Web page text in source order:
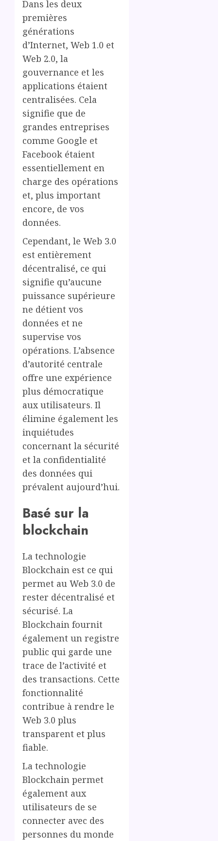
Dans les deux
premières
générations
d’Internet, Web 1.0 et
Web 2.0, la
gouvernance et les
applications étaient
centralisées. Cela
signifie que de
grandes entreprises
comme Google et
Facebook étaient
essentiellement en
charge des opérations
et, plus important
encore, de vos
données.
Cependant, le Web 3.0
est entièrement
décentralisé, ce qui
signifie qu’aucune
puissance supérieure
ne détient vos
données et ne
supervise vos
opérations. L’absence
d’autorité centrale
offre une expérience
plus démocratique
aux utilisateurs. Il
élimine également les
inquiétudes
concernant la sécurité
et la confidentialité
des données qui
prévalent aujourd’hui.
Basé sur la
blockchain
La technologie
Blockchain est ce qui
permet au Web 3.0 de
rester décentralisé et
sécurisé. La
Blockchain fournit
également un registre
public qui garde une
trace de l’activité et
des transactions. Cette
fonctionnalité
contribue à rendre le
Web 3.0 plus
transparent et plus
fiable.
La technologie
Blockchain permet
également aux
utilisateurs de se
connecter avec des
personnes du monde